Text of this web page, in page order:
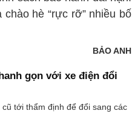
hè “rực rỡ” nhiều bố
BẢO ANH
gọn với xe điện đổi
tới thẩm định để đổi sang các